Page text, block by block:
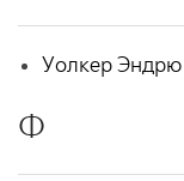
Уолкер Эндрю
Ф